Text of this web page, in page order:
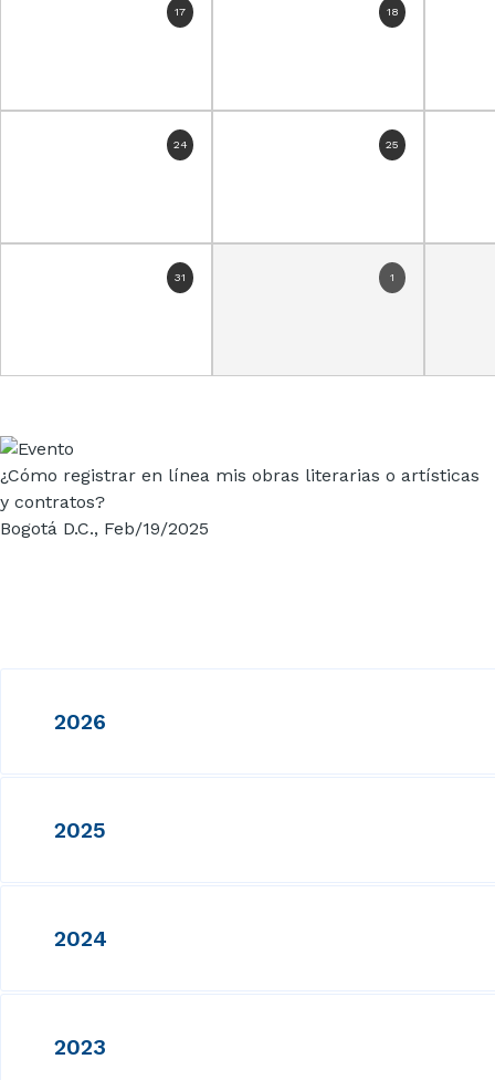
17 18
24 25
31 1
¿Cómo registrar en línea mis obras literarias o artísticas
y contratos?
Bogotá D.C., Feb/19/2025
2026
2025
2024
2023